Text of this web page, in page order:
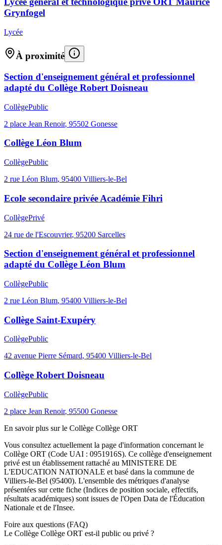
Grynfogel
Lycée
À proximité
Section d'enseignement général et professionnel
adapté du Collège Robert Doisneau
CollègePublic
2 place Jean Renoir, 95502 Gonesse
Collège Léon Blum
CollègePublic
2 rue Léon Blum, 95400 Villiers-le-Bel
Ecole secondaire privée Académie Fihri
CollègePrivé
24 rue de l'Escouvrier, 95200 Sarcelles
Section d'enseignement général et professionnel
adapté du Collège Léon Blum
CollègePublic
2 rue Léon Blum, 95400 Villiers-le-Bel
Collège Saint-Exupéry
CollègePublic
42 avenue Pierre Sémard, 95400 Villiers-le-Bel
Collège Robert Doisneau
CollègePublic
2 place Jean Renoir, 95500 Gonesse
En savoir plus sur le Collège Collège ORT
Vous consultez actuellement la page d'information concernant le
Collège ORT (Code UAI : 0951916S). Ce collège d'enseignement
privé est un établissement rattaché au MINISTERE DE
L'EDUCATION NATIONALE et basé dans la commune de
Villiers-le-Bel (95400). L'ensemble des métriques d'analyse
présentées sur cette fiche (Indices de position sociale, effectifs,
résultats académiques) sont issues de l'Open Data de l'Éducation
Nationale et de l'Insee.
Foire aux questions (FAQ)
Le Collège Collège ORT est-il public ou privé ?